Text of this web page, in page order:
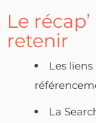
Le
retenir
Les
La